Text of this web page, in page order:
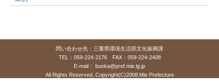
問い合わせ先：三重県環境生活部文化振興課
TEL：059-224-2176 FAX：059-224-2408
E-mail： bunka@pref.mie.lg.jp
All Rights Reserved, Copyright(C)2008.Mie Prefecture